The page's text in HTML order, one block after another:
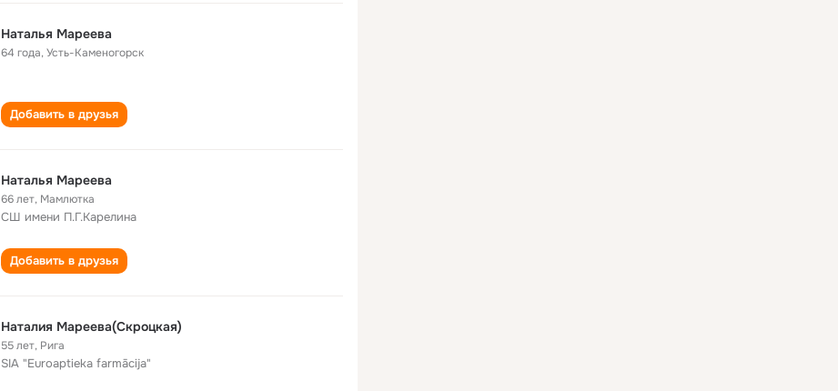
Наталья Мареева
64 года,Усть-Каменогорск
Добавить в друзья
Наталья Мареева
66 лет, Мамлютка
СШ имени П.Г.Карелина
Добавить в друзья
Наталия Мареева(Скроцкая)
55 лет, Рига
SIA "Euroaptieka farmācija"